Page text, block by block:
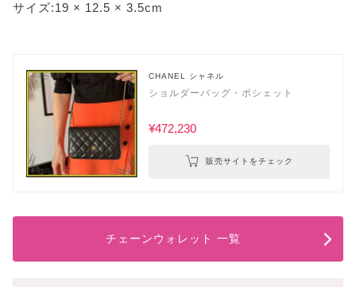
サイズ:19 × 12.5 × 3.5cm
CHANEL シャネル
ショルダーバッグ・ポシェット
¥472,230
販売サイトをチェック
チェーンウォレット 一覧